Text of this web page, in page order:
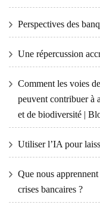
Perspectives des
Une répercussion
Comment les voies
peuvent contribuer à
et de biodiversité |
Utiliser l’IA pour
Que nous
crises bancaires ?